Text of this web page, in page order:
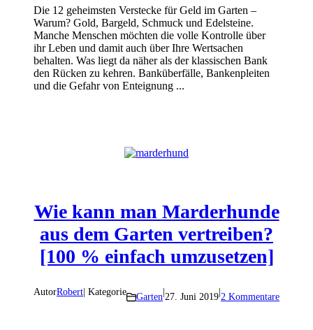
Die 12 geheimsten Verstecke für Geld im Garten –
Warum? Gold, Bargeld, Schmuck und Edelsteine.
Manche Menschen möchten die volle Kontrolle über
ihr Leben und damit auch über Ihre Wertsachen
behalten. Was liegt da näher als der klassischen Bank
den Rücken zu kehren. Banküberfälle, Bankenpleiten
und die Gefahr von Enteignung ...
Wie kann man Marderhunde
aus dem Garten vertreiben?
[100 % einfach umzusetzen]
AutorRobert | Kategorie Garten 27. Juni 2019 2 Kommentare